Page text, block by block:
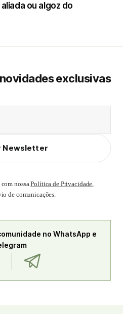
ou algoz do
exclusivas
Newsletter
nossaPolítica de Privacidade,
de comunicações.
no WhatsApp e